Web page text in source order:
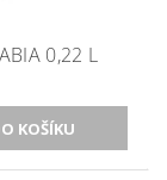
0,22 L